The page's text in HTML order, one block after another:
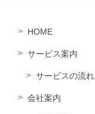
HOME
サービス案内
サービスの流れ
会社案内